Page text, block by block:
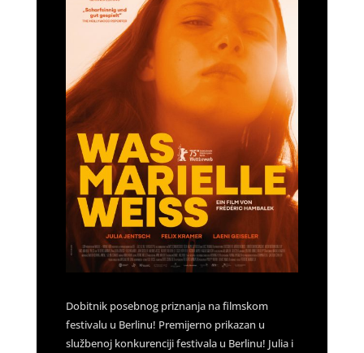
Dobitnik posebnog priznanja na filmskom
festivalu u Berlinu! Premijerno prikazan u
službenoj konkurenciji festivala u Berlinu! Julia i